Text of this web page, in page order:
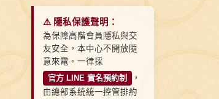
⚠️ 隱私保護聲明：
為保障高階會員隱私與交
友安全，本中心不開放隨
意來電。一律採
官方 LINE 實名預約制
，
由總部系統統一控管排約